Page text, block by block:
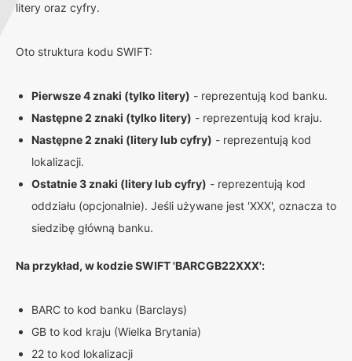
litery oraz cyfry.
Oto struktura kodu SWIFT:
Pierwsze 4 znaki (tylko litery) - reprezentują kod banku.
Następne 2 znaki (tylko litery) - reprezentują kod kraju.
Następne 2 znaki (litery lub cyfry) - reprezentują kod
lokalizacji.
Ostatnie 3 znaki (litery lub cyfry) - reprezentują kod
oddziału (opcjonalnie). Jeśli używane jest 'XXX', oznacza to
siedzibę główną banku.
Na przykład, w kodzie SWIFT 'BARCGB22XXX':
BARC to kod banku (Barclays)
GB to kod kraju (Wielka Brytania)
22 to kod lokalizacji